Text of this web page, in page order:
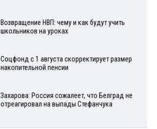
Возвращение НВП: чему и как будут учить
школьников на уроках
Соцфонд с 1 августа скорректирует размер
накопительной пенсии
Захарова: Россия сожалеет, что Белград не
отреагировал на выпады Стефанчука